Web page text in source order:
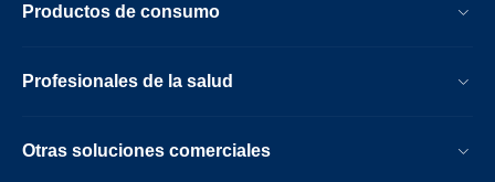
diagnóstico y asistencia en las decisiones
Productos de consumo
Profesionales de la salud
Otras soluciones comerciales